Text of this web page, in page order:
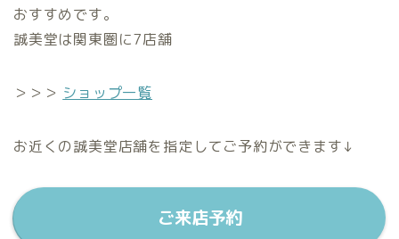
おすすめです。
誠美堂は関東圏に7店舗
＞＞＞ ショップ一覧
お近くの誠美堂店舗を指定してご予約ができます↓
ご来店予約